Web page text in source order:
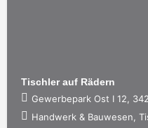
Tischler auf Rädern
Gewerbepark Ost I 12,
Handwerk & Bauwesen,